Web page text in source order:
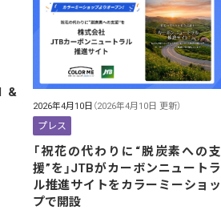
&
2026年4月10日 （2026年4月10日 更新）
プレス
「祝花の代わりに“脱炭素への支
援”を」JTBがカーボンニュートラ
ル推進サイトをカラーミーショッ
プで開設